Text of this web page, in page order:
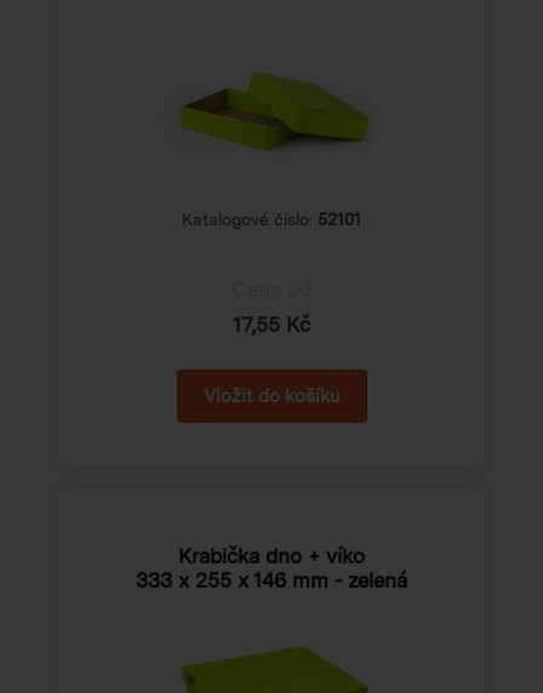
Katalogové číslo: 52101
17,55 Kč
Krabička dno + víko
333 x 255 x 146 mm - zelená